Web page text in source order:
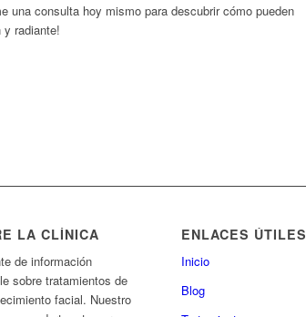
una consulta hoy mismo para descubrir cómo pueden
radiante!
LA CLÍNICA
de información
sobre tratamientos de
facial. Nuestro
ENLACES ÚTILES
Inicio
Blog